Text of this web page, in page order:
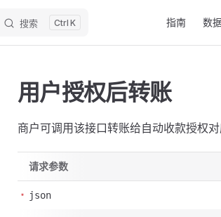
搜索 K 指南 数
用户授权后转账
商户可调用该接口转账给自动收款授权对
请求参数
json